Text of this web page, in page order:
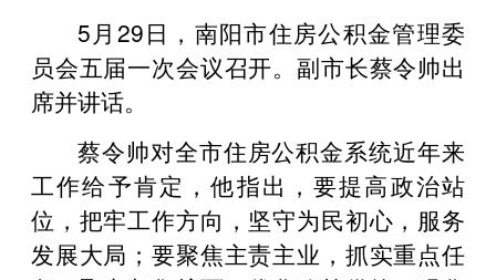
5月29日，南阳市住房公积金管理委
员会五届一次会议召开。副市长蔡令帅出
席并讲话。
蔡令帅对全市住房公积金系统近年来
工作给予肯定，他指出，要提高政治站
位，把牢工作方向，坚守为民初心，服务
发展大局；要聚焦主责主业，抓实重点任